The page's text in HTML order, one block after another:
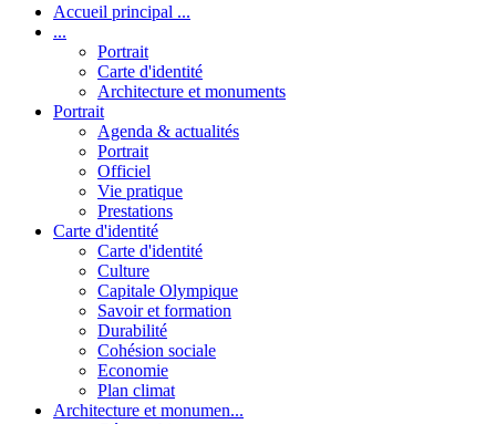
Accueil principal ...
...
Portrait
Carte d'identité
Architecture et monuments
Portrait
Agenda & actualités
Portrait
Officiel
Vie pratique
Prestations
Carte d'identité
Carte d'identité
Culture
Capitale Olympique
Savoir et formation
Durabilité
Cohésion sociale
Economie
Plan climat
Architecture et monumen...